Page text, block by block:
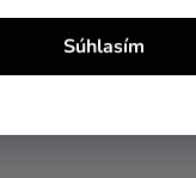
Súhlasím